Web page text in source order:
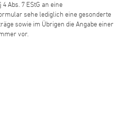
Abs. 7 EStG an eine
sehe lediglich eine gesonderte
sowie im Übrigen die Angabe einer
vor.